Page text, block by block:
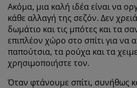
Ακόμα, μια καλή ιδέα είναι να
κάθε αλλαγή της σεζόν. Δεν
δωμάτιο και τις μπότες και τα
επιπλέον χώρο στο σπίτι για να
παπούτσια, τα ρούχα και τα
χρησιμοποιήστε τον.
Όταν φτάνουμε σπίτι, συνήθως